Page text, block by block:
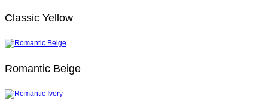
Classic Yellow
Romantic Beige